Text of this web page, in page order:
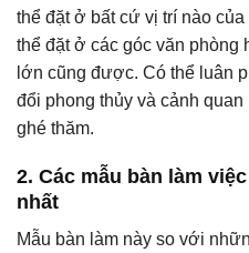
thể đặt ở bất cứ vị trí nào
thể đặt ở các góc văn phòng
lớn cũng được. Có thể luân
đổi phong thủy và cảnh
ghé thăm.
2. Các mẫu bàn làm
nhất
Mẫu bàn làm này so với